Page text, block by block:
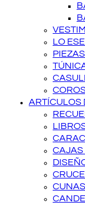
LO
ARTÍCULOS
CAJAS
CUNAS